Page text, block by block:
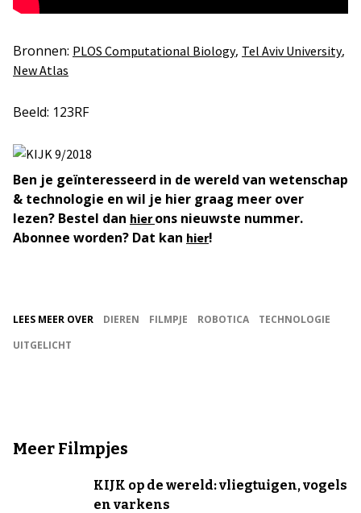
Bronnen: PLOS Computational Biology, Tel Aviv University,
New Atlas
Beeld: 123RF
Ben je geïnteresseerd in de wereld van wetenschap
& technologie en wil je hier graag meer over
lezen? Bestel dan hierons nieuwste nummer.
Abonnee worden? Dat kan hier!
LEES MEER OVER DIEREN FILMPJE ROBOTICA
TECHNOLOGIE
UITGELICHT
Meer Filmpjes
KIJK op de wereld: vliegtuigen, vogels
en varkens